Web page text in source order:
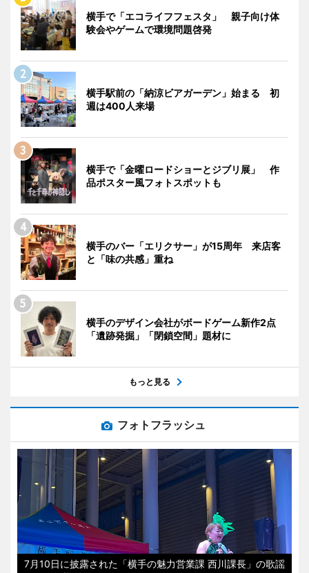
横手で「エコライフフェスタ」 親子向け体
験会やゲームで環境問題啓発
横手駅前の「納涼ビアガーデン」始まる 初
週は400人来場
横手で「金曜ロードショーとジブリ展」 作
品ポスター風フォトスポットも
横手のバー「エリクサー」が15周年 来店客
と「味の共感」重ね
横手のデザイン会社がボードゲーム新作2点
「遺跡発掘」「閉鎖空間」題材に
もっと見る
フォトフラッシュ
7月10日に披露された「横手の魅力営業課 西川課長」の歌謡